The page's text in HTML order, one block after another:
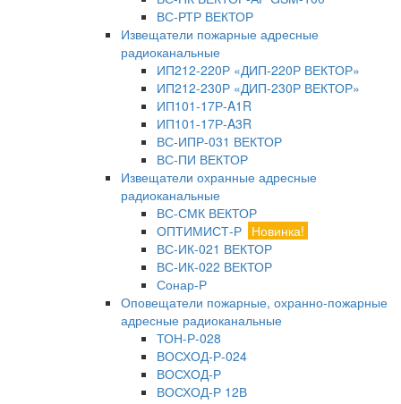
ВС-РТР ВЕКТОР
Извещатели пожарные адресные
радиоканальные
ИП212-220Р «ДИП-220Р ВЕКТОР»
ИП212-230Р «ДИП-230Р ВЕКТОР»
ИП101-17Р-A1R
ИП101-17Р-A3R
ВС-ИПР-031 ВЕКТОР
ВС-ПИ ВЕКТОР
Извещатели охранные адресные
радиоканальные
ВС-СМК ВЕКТОР
ОПТИМИСТ-Р Новинка!
ВС-ИК-021 ВЕКТОР
ВС-ИК-022 ВЕКТОР
Сонар-Р
Оповещатели пожарные, охранно-пожарные
адресные радиоканальные
ТОН-Р-028
ВОСХОД-Р-024
ВОСХОД-Р
ВОСХОД-Р 12В